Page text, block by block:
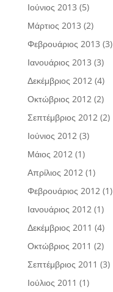
Ιούνιος 2013 (5)
Μάρτιος 2013 (2)
Φεβρουάριος 2013 (3)
Ιανουάριος 2013 (3)
Δεκέμβριος 2012(4)
Οκτώβριος 2012(2)
Σεπτέμβριος 2012(2)
Ιούνιος 2012(3)
Μάιος 2012(1)
Απρίλιος 2012(1)
Φεβρουάριος 2012(1)
Ιανουάριος 2012(1)
Δεκέμβριος 2011 (4)
Οκτώβριος 2011 (2)
Σεπτέμβριος 2011 (3)
Ιούλιος 2011 (1)